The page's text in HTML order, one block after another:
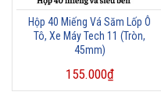
Hộp 40 Miếng Vá Săm Lốp Ô
Tô, Xe Máy Tech 11 (Tròn,
45mm)
155.000₫